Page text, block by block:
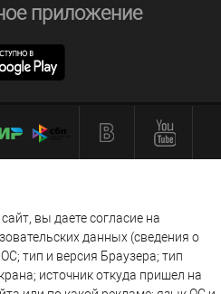
приложение
вы даете согласие на
данных (сведения о
тип и версия Браузера; тип
источник откуда пришел на